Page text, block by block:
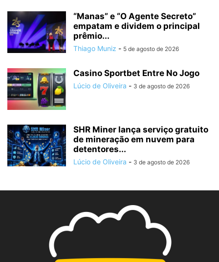
“Manas” e “O Agente Secreto”
empatam e dividem o principal
prêmio...
Thiago Muniz - 5 de agosto de 2026
Casino Sportbet Entre No Jogo
Lúcio de Oliveira - 3 de agosto de 2026
SHR Miner lança serviço gratuito
de mineração em nuvem para
detentores...
Lúcio de Oliveira - 3 de agosto de 2026